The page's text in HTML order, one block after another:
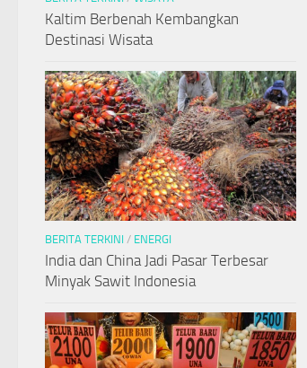
Kaltim Berbenah Kembangkan
Destinasi Wisata
BERITA TERKINI / ENERGI
India dan China Jadi Pasar Terbesar
Minyak Sawit Indonesia